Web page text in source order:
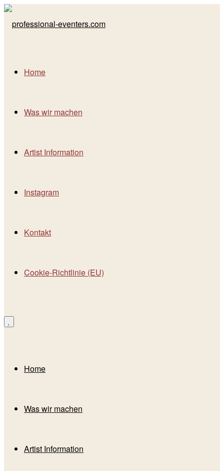
Home
Was wir machen
Artist Information
Instagram
Kontakt
Cookie-Richtlinie (EU)
Home
Was wir machen
Artist Information